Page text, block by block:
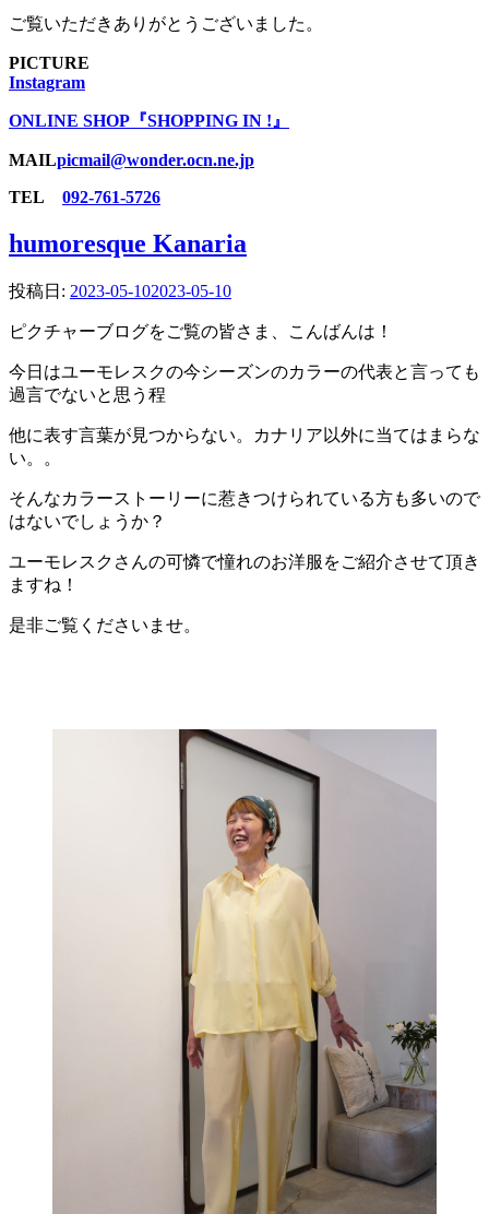
ご覧いただきありがとうございました。
PICTURE
Instagram
ONLINE SHOP『SHOPPING IN !』
MAILpicmail@wonder.ocn.ne.jp
TEL
092-761-5726
humoresque Kanaria
投稿日: 2023-05-102023-05-10
ピクチャーブログをご覧の皆さま、こんばんは！
今日はユーモレスクの今シーズンのカラーの代表と言っても
過言でないと思う程
他に表す言葉が見つからない。カナリア以外に当てはまらな
い。。
そんなカラーストーリーに惹きつけられている方も多いので
はないでしょうか？
ユーモレスクさんの可憐で憧れのお洋服をご紹介させて頂き
ますね！
是非ご覧くださいませ。